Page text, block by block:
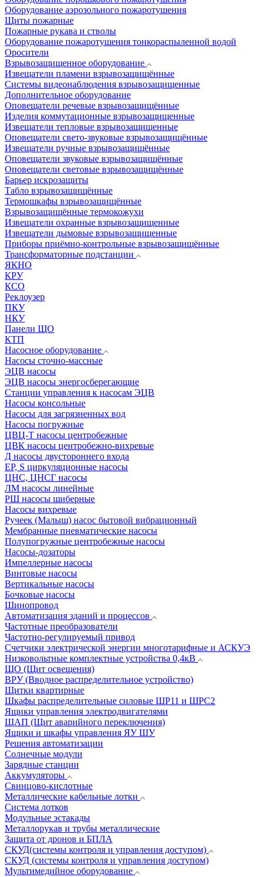
Оборудование аэрозольного пожаротушения
Щиты пожарные
Пожарные рукава и стволы
Оборудование пожаротушения тонкораспыленной водой
Оросители
Взрывозащищенное оборудование
Извещатели пламени взрывозащищённые
Системы видеонаблюдения взрывозащищенные
Дополнительное оборудование
Оповещатели речевые взрывозащищённые
Изделия коммутационные взрывозащищенные
Извещатели тепловые взрывозащищенные
Оповещатели свето-звуковые взрывозащищённые
Извещатели ручные взрывозащищённые
Оповещатели звуковые взрывозащищённые
Оповещатели световые взрывозащищённые
Барьер искрозащиты
Табло взрывозащищённые
Термошкафы взрывозащищённые
Взрывозащищённые термокожухи
Извещатели охранные взрывозащищенные
Извещатели дымовые взрывозащищенные
Приборы приёмно-контрольные взрывозащищённые
Трансформаторные подстанции
ЯКНО
КРУ
КСО
Реклоузер
ПКУ
НКУ
Панели ЩО
КТП
Насосное оборудование
Насосы сточно-массные
ЭЦВ насосы
ЭЦВ насосы энергосберегающие
Станции управления к насосам ЭЦВ
Насосы консольные
Насосы для загрязненных вод
Насосы погружные
ЦВЦ-Т насосы центробежные
ЦВК насосы центробежно-вихревые
Д насосы двустороннего входа
EP, S циркуляционные насосы
ЦНС, ЦНСГ насосы
ЛМ насосы линейные
РШ насосы шиберные
Насосы вихревые
Ручеек (Малыш) насос бытовой вибрационный
Мембранные пневматические насосы
Полупогружные центробежные насосы
Насосы-дозаторы
Импеллерные насосы
Винтовые насосы
Вертикальные насосы
Бочковые насосы
Шинопровод
Автоматизация зданий и процессов
Частотные преобразователи
Частотно-регулируемый привод
Счетчики электрической энергии многотарифные и АСКУЭ
Низковольтные комплектные устройства 0,4кВ
ЩО (Щит освещения)
ВРУ (Вводное распределительное устройство)
Щитки квартирные
Шкафы распределительные силовые ШР11 и ШРС2
Ящики управления электродвигателями
ЩАП (Щит аварийного переключения)
Ящики и шкафы управления ЯУ ШУ
Решения автоматизации
Солнечные модули
Зарядные станции
Аккумуляторы
Свинцово-кислотные
Металлические кабельные лотки
Система лотков
Модульные эстакады
Металлорукав и трубы металлические
Защита от дронов и БПЛА
СКУД(системы контроля и управления доступом)
СКУД (системы контроля и управления доступом)
Мультимедийное оборудование